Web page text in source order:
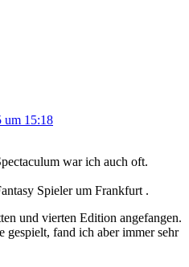
um 15:18
war ich auch oft.
Spieler um Frankfurt .
und vierten Edition angefangen.
gespielt, fand ich aber immer sehr